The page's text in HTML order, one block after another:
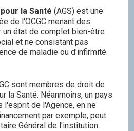
la Santé (AGS) est une
de l'OCGC menant des
un état de complet bien-être
et ne consistant pas
de maladie ou d'infirmité.
sont membres de droit de
la Santé. Néanmoins, un pays
l'esprit de l'Agence, en ne
par exemple, peut
Général de l'institution.